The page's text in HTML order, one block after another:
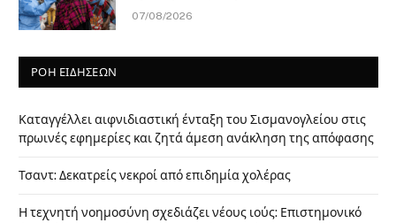
07/08/2026
ΡΟΗ ΕΙΔΗΣΕΩΝ
Καταγγέλλει αιφνιδιαστική ένταξη του Σισμανογλείου στις
πρωινές εφημερίες και ζητά άμεση ανάκληση της απόφασης
Τσαντ: Δεκατρείς νεκροί από επιδημία χολέρας
Η τεχνητή νοημοσύνη σχεδιάζει νέους ιούς: Επιστημονικό